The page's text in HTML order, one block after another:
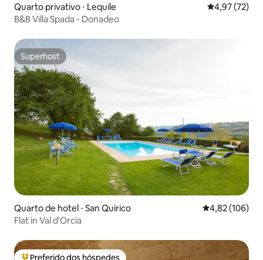
Quarto privativo ⋅ Lequile 4,97 de uma
4,97 (72)
B&B Villa Spada - Donadeo
Superhost
Superhost
Quarto de hotel ⋅ San Quirico 4,82 de uma
4,82 (106)
Flat in Val d'Orcia
Preferido dos hóspedes